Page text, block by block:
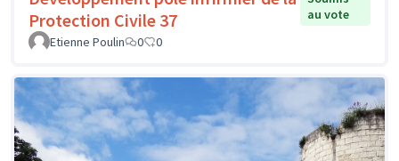
Protection Civile 37
au vote
Etienne Poulin
0 0